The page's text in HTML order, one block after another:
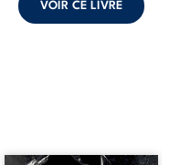
VOIR CE LIVRE